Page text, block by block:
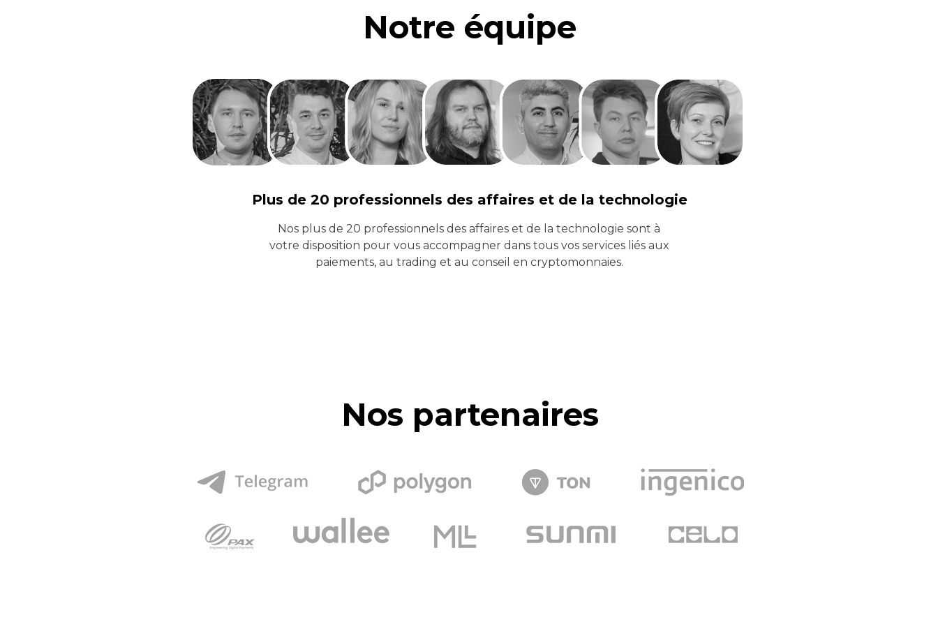
Notre équipe
Plus de 20 professionnels des affaires et de la technologie
Nos plus de 20 professionnels des affaires et de la technologie sont à
votre disposition pour vous accompagner dans tous vos services liés aux
paiements, au trading et au conseil en cryptomonnaies.
Nos partenaires